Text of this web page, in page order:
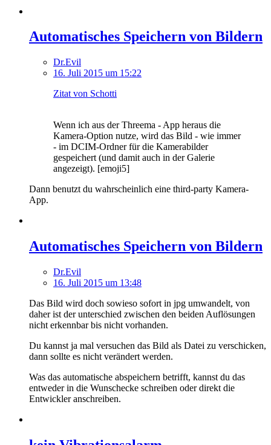
Automatisches Speichern von Bildern
Dr.Evil
16. Juli 2015 um 15:22
Zitat von Schotti
Wenn ich aus der Threema - App heraus die
Kamera-Option nutze, wird das Bild - wie immer
- im DCIM-Ordner für die Kamerabilder
gespeichert (und damit auch in der Galerie
angezeigt). [emoji5]
Dann benutzt du wahrscheinlich eine third-party Kamera-
App.
Automatisches Speichern von Bildern
Dr.Evil
16. Juli 2015 um 13:48
Das Bild wird doch sowieso sofort in jpg umwandelt, von
daher ist der unterschied zwischen den beiden Auflösungen
nicht erkennbar bis nicht vorhanden.
Du kannst ja mal versuchen das Bild als Datei zu verschicken,
dann sollte es nicht verändert werden.
Was das automatische abspeichern betrifft, kannst du das
entweder in die Wunschecke schreiben oder direkt die
Entwickler anschreiben.